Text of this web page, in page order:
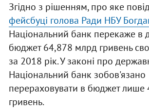
Згідно з рішенням, про яке
фейсбуці голова Ради НБУ
Національний банк перекаже в
бюджет 64,878 млрд гривень
за 2018 рік. У законі про
Національний банк зобов'язано
перераховувати в бюджет лише
гривень.